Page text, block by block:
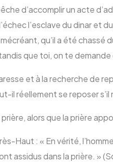
d’accomplir un acte
l’esclave du dinar et
qu’il a été
que toi, on te
et à la recherche de
il réellement se reposer s’il
alors que la prière
Haut : « En vérité,
assidus dans la prière. »